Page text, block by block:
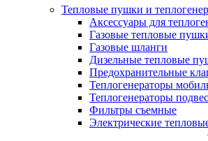
Тепловые пушки и
Аксессуары для
Газовые тепловые
Газовые шланги
Дизельные тепловые
Предохранительные
Теплогенераторы
Теплогенераторы
Фильтры съемные
Электрические